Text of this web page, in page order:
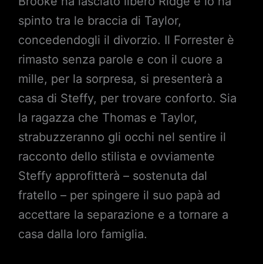
spinto tra le braccia di Taylor,
concedendogli il divorzio. Il Forrester è
rimasto senza parole e con il cuore a
mille, per la sorpresa, si presenterà a
casa di Steffy, per trovare conforto. Sia
la ragazza che Thomas e Taylor,
strabuzzeranno gli occhi nel sentire il
racconto dello stilista e ovviamente
Steffy approfitterà – sostenuta dal
fratello – per spingere il suo papà ad
accettare la separazione e a tornare a
casa dalla loro famiglia.